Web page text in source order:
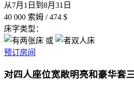
从7月1日到8月31日
40 000 索姆 / 474 $
床字类型：
或
预订房间
对四人座位宽敞明亮和豪华套